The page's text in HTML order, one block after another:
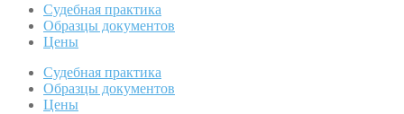
Судебная практика
Образцы документов
Цены
Судебная практика
Образцы документов
Цены